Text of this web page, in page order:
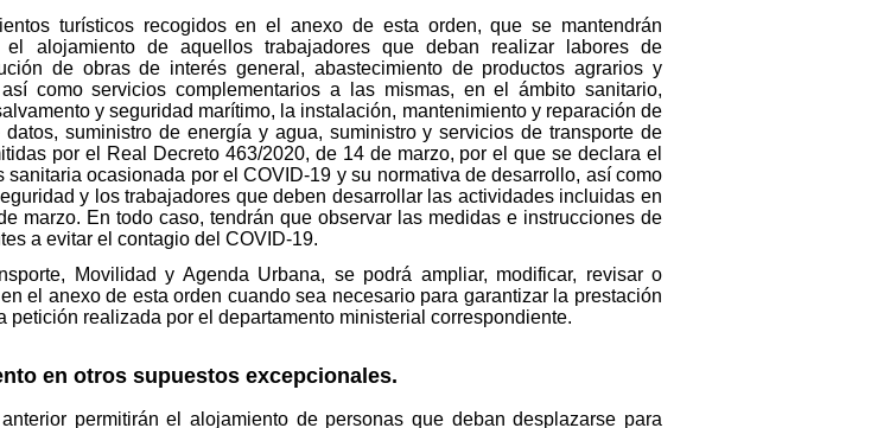
turísticos recogidos en el anexo de esta orden, que se mantendrán
alojamiento de aquellos trabajadores que deban realizar labores de
de obras de interés general, abastecimiento de productos agrarios y
como servicios complementarios a las mismas, en el ámbito sanitario,
y seguridad marítimo, la instalación, mantenimiento y reparación de
suministro de energía y agua, suministro y servicios de transporte de
por el Real Decreto 463/2020, de 14 de marzo, por el que se declara el
ocasionada por el COVID-19 y su normativa de desarrollo, así como
y los trabajadores que deben desarrollar las actividades incluidas en
marzo. En todo caso, tendrán que observar las medidas e instrucciones de
a evitar el contagio del COVID-19.
Movilidad y Agenda Urbana, se podrá ampliar, modificar, revisar o
el anexo de esta orden cuando sea necesario para garantizar la prestación
realizada por el departamento ministerial correspondiente.
en otros supuestos excepcionales.
permitirán el alojamiento de personas que deban desplazarse para